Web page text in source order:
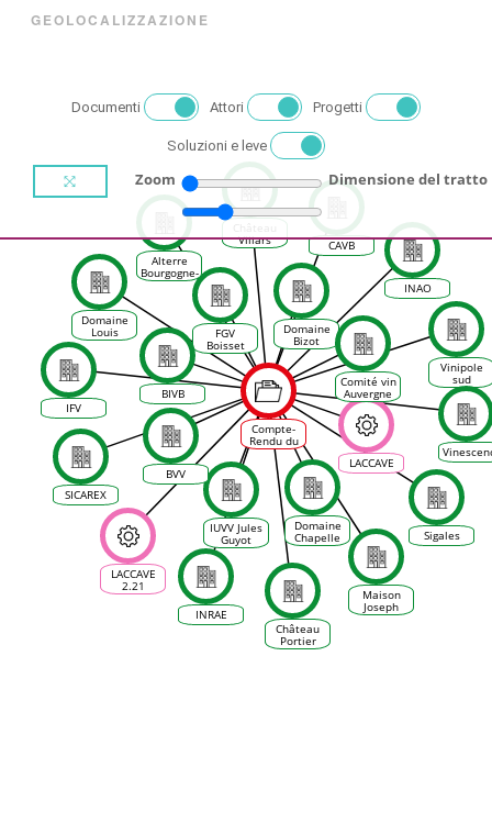
GEOLOCALIZZAZIONE
Documenti Attori Progetti
Soluzioni e leve
Zoom Dimensione del tratto
Compte-
Rendu du
Forum
Prospective
Vigne et
Vin -
projet
Laccave à
Macon le
28 mars
2017
IFV
IUVV Jules
Guyot
INAO
INRAE
LACCAVE
LACCAVE
2.21
Vinipole
sud
bourgogne
Domaine
Bizot
Domaine
Louis
Moreau
FGV
Boisset
Comité vin
Auvergne
Rhône-
Alpes
Alterre
Bourgogne-
Franche-
BIVB
Château
Portier
Domaine
Chapelle
SICAREX
Villars
Fontaine
BVV
Maison
Joseph
Drouhin
CAVB
Sigales